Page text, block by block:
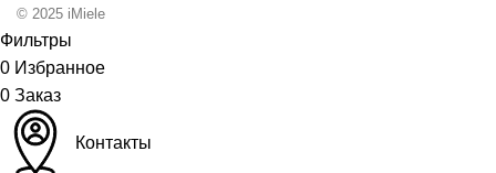
© 2025 iMiele
Фильтры
0 Избранное
0 Заказ
Контакты